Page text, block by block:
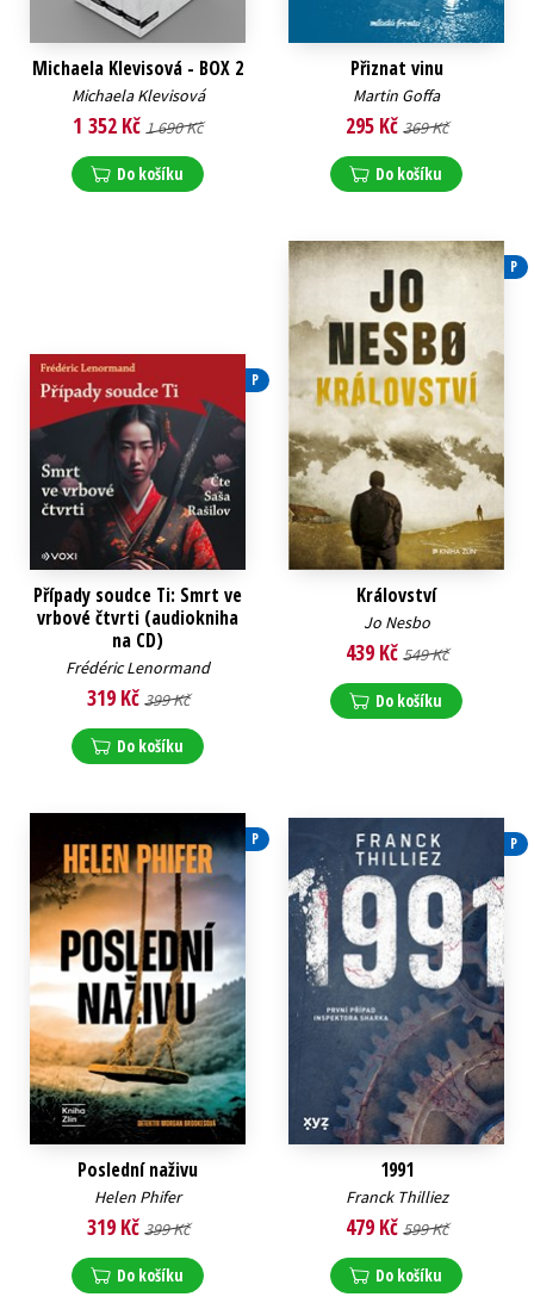
Michaela Klevisová - BOX 2
Michaela Klevisová
1 352 Kč 1 690 Kč
Do košíku
Přiznat vinu
Martin Goffa
295 Kč 369 Kč
Do košíku
P
Případy soudce Ti: Smrt ve
vrbové čtvrti (audiokniha
na CD)
Frédéric Lenormand
319 Kč 399 Kč
Do košíku
P
Království
Jo Nesbo
439 Kč 549 Kč
Do košíku
P
Poslední naživu
Helen Phifer
319 Kč 399 Kč
Do košíku
P
1991
Franck Thilliez
479 Kč 599 Kč
Do košíku